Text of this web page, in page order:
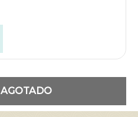
AGOTADO